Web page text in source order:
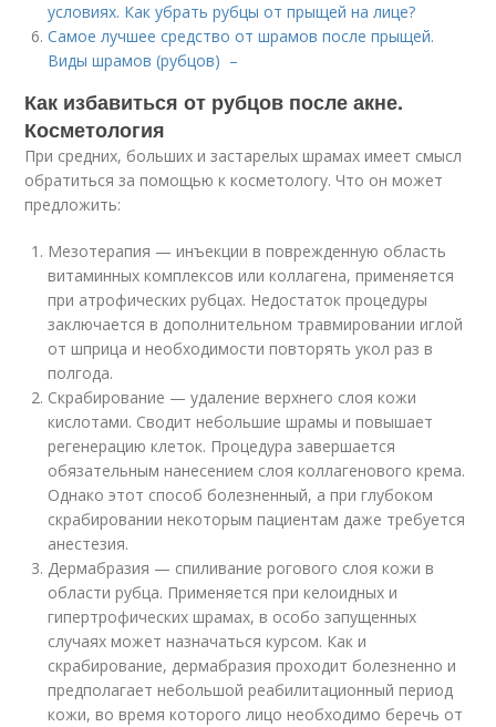
условиях. Как убрать рубцы от прыщей на лице?
Самое лучшее средство от шрамов после прыщей.
Виды шрамов (рубцов) –
Как избавиться от рубцов после акне.
Косметология
При средних, больших и застарелых шрамах имеет смысл
обратиться за помощью к косметологу. Что он может
предложить:
Мезотерапия — инъекции в поврежденную область
витаминных комплексов или коллагена, применяется
при атрофических рубцах. Недостаток процедуры
заключается в дополнительном травмировании иглой
от шприца и необходимости повторять укол раз в
полгода.
Скрабирование — удаление верхнего слоя кожи
кислотами. Сводит небольшие шрамы и повышает
регенерацию клеток. Процедура завершается
обязательным нанесением слоя коллагенового крема.
Однако этот способ болезненный, а при глубоком
скрабировании некоторым пациентам даже требуется
анестезия.
Дермабразия — спиливание рогового слоя кожи в
области рубца. Применяется при келоидных и
гипертрофических шрамах, в особо запущенных
случаях может назначаться курсом. Как и
скрабирование, дермабразия проходит болезненно и
предполагает небольшой реабилитационный период
кожи, во время которого лицо необходимо беречь от